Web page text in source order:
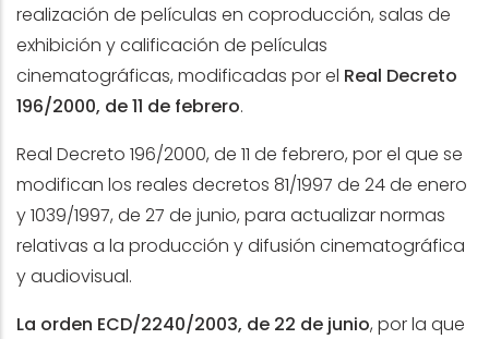
realización de películas en coproducción, salas de
exhibición y calificación de películas
cinematográficas, modificadas por el Real Decreto
196/2000, de 11 de febrero.
Real Decreto 196/2000, de 11 de febrero, por el que se
modifican los reales decretos 81/1997 de 24 de enero
y 1039/1997, de 27 de junio, para actualizar normas
relativas a la producción y difusión cinematográfica
y audiovisual.
La orden ECD/2240/2003, de 22 de junio, por la que